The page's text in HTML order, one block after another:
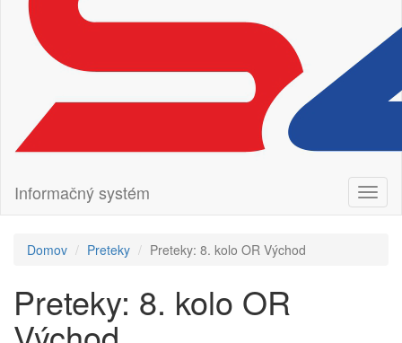
Informačný systém
Domov Preteky Preteky: 8. kolo OR Východ
Preteky: 8. kolo OR